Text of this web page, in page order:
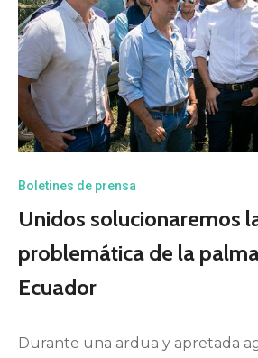
Boletines de prensa
Unidos solucionaremos
problemática de la
Ecuador
Durante una ardua y apretada